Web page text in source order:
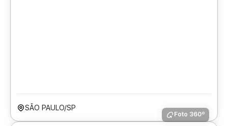
SÃO PAULO/SP
Foto 360º